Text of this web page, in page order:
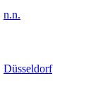
n.n.
Düsseldorf